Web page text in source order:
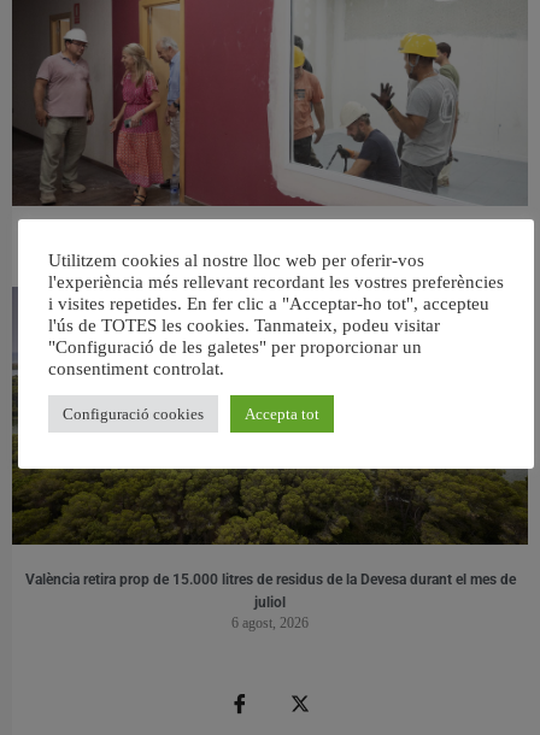
6 agost, 2026
València retira prop de 15.000 litres de residus de la Devesa durant el mes de
juliol
6 agost, 2026
Utilitzem cookies al nostre lloc web per oferir-vos
l'experiència més rellevant recordant les vostres preferències
i visites repetides. En fer clic a "Acceptar-ho tot", accepteu
l'ús de TOTES les cookies. Tanmateix, podeu visitar
"Configuració de les galetes" per proporcionar un
consentiment controlat.
Configuració cookies Accepta tot